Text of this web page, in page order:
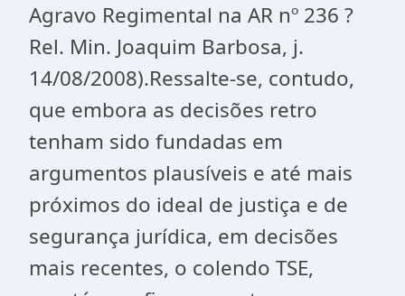
Agravo Regimental na AR nº 236 ?
Rel. Min. Joaquim Barbosa, j.
14/08/2008).Ressalte-se, contudo,
que embora as decisões retro
tenham sido fundadas em
argumentos plausíveis e até mais
próximos do ideal de justiça e de
segurança jurídica, em decisões
mais recentes, o colendo TSE,